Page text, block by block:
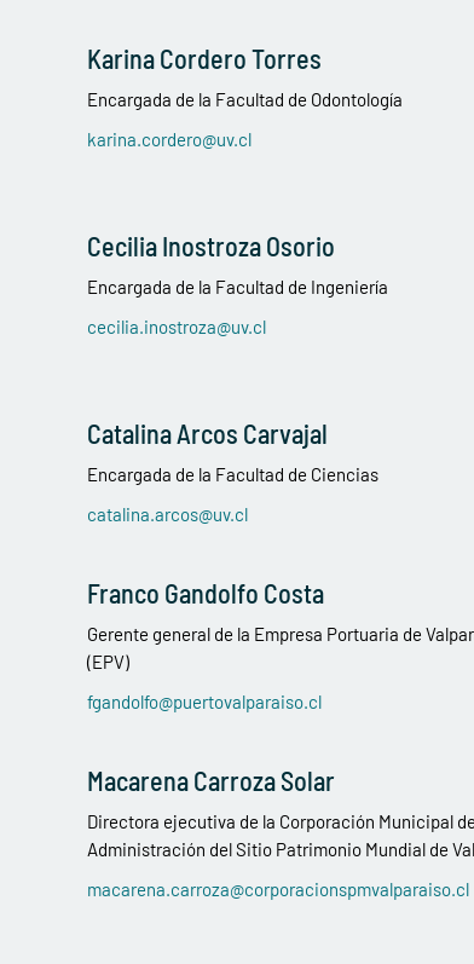
Karina Cordero Torres
Encargada de la Facultad de Odontología
karina.cordero@uv.cl
Cecilia Inostroza Osorio
Encargada de la Facultad de Ingeniería
cecilia.inostroza@uv.cl
Catalina Arcos Carvajal
Encargada de la Facultad de Ciencias
catalina.arcos@uv.cl
Franco Gandolfo Costa
Gerente general de la Empresa Portuaria de
(EPV)
fgandolfo@puertovalparaiso.cl
Macarena Carroza Solar
Directora ejecutiva de la Corporación Municipal de
Administración del Sitio Patrimonio Mundial de
macarena.carroza@corporacionspmvalparaiso.cl